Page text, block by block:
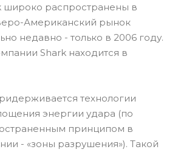
распространены в
Американский рынок
недавно - только в 2006 году.
Shark находится в
технологии
энергии удара (по
принципом в
- «зоны разрушения»). Такой